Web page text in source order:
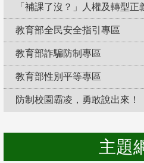
「補課了沒？」人權及轉型正
教育部全民安全指引專區
教育部詐騙防制專區
教育部性別平等專區
防制校園霸凌，勇敢說出來！
主題